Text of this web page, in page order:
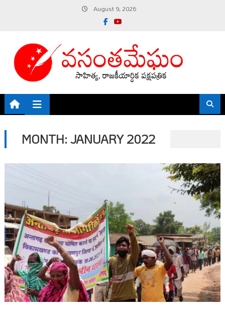
content
August 9, 2026
MONTH: JANUARY 2022